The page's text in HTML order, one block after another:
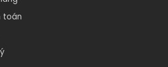
toán